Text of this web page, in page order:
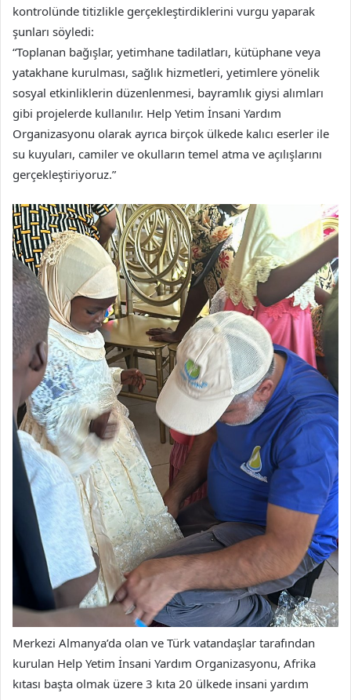
kontrolünde titizlikle gerçekleştirdiklerini vurgu yaparak
şunları söyledi:
“Toplanan bağışlar, yetimhane tadilatları, kütüphane veya
yatakhane kurulması, sağlık hizmetleri, yetimlere yönelik
sosyal etkinliklerin düzenlenmesi, bayramlık giysi alımları
gibi projelerde kullanılır. Help Yetim İnsani Yardım
Organizasyonu olarak ayrıca birçok ülkede kalıcı eserler ile
su kuyuları, camiler ve okulların temel atma ve açılışlarını
gerçekleştiriyoruz.”
Merkezi Almanya’da olan ve Türk vatandaşlar tarafından
kurulan Help Yetim İnsani Yardım Organizasyonu, Afrika
kıtası başta olmak üzere 3 kıta 20 ülkede insani yardım